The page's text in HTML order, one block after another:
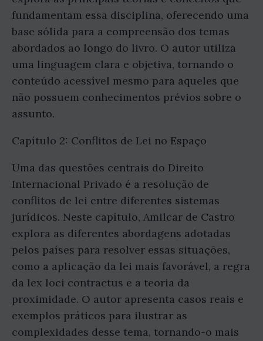
fundamentam essa disciplina, oferecendo uma
base sólida para a compreensão dos temas
abordados ao longo do livro. O autor utiliza
uma linguagem clara e objetiva, tornando o
conteúdo acessível mesmo para aqueles que
não possuem conhecimentos prévios sobre o
assunto.
Capítulo 2: Conflitos de Lei no Espaço
Uma das questões centrais do Direito
Internacional Privado é a resolução de
conflitos de lei entre diferentes sistemas
jurídicos. Neste capítulo, Amilcar de Castro
explora as diferentes abordagens adotadas
pelos países para resolver essas situações,
como a aplicação da lei mais favorável, a regra
da lex loci contractus e a teoria da
proximidade. O autor apresenta casos reais e
exemplos práticos para ilustrar as
complexidades desse tema, tornando-o mais